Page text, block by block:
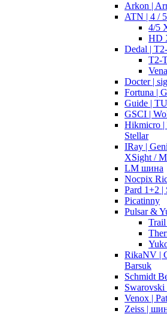
Arkon |
ATN | 4 /
4/5
HD
Dedal |
T2-
Docter |
Fortuna |
Guide |
GSCI |
Hikmicro |
Stellar
IRay |
XSight /
LM шина
Nocpix
Pard 1+2
Picatinny
Pulsar &
RikaNV |
Barsuk
Schmidt
Venox |
Zeiss |